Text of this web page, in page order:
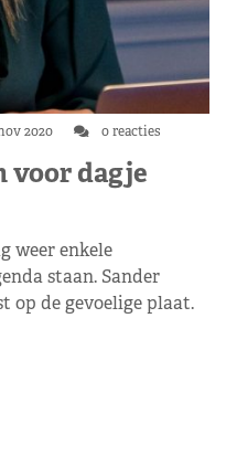
2020 0 reacties
voor dagje
weer enkele
staan. Sander
op de gevoelige plaat.